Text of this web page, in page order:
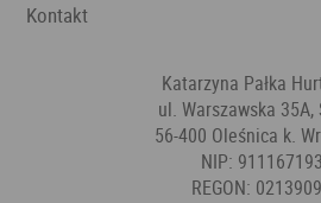
Kontakt
Katarzyna Pałka
ul. Warszawska 35A,
56-400 Oleśnica k.
NIP:
REGON: